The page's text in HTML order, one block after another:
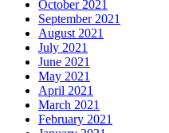
October 2021
September 2021
August 2021
July 2021
June 2021
May 2021
April 2021
March 2021
February 2021